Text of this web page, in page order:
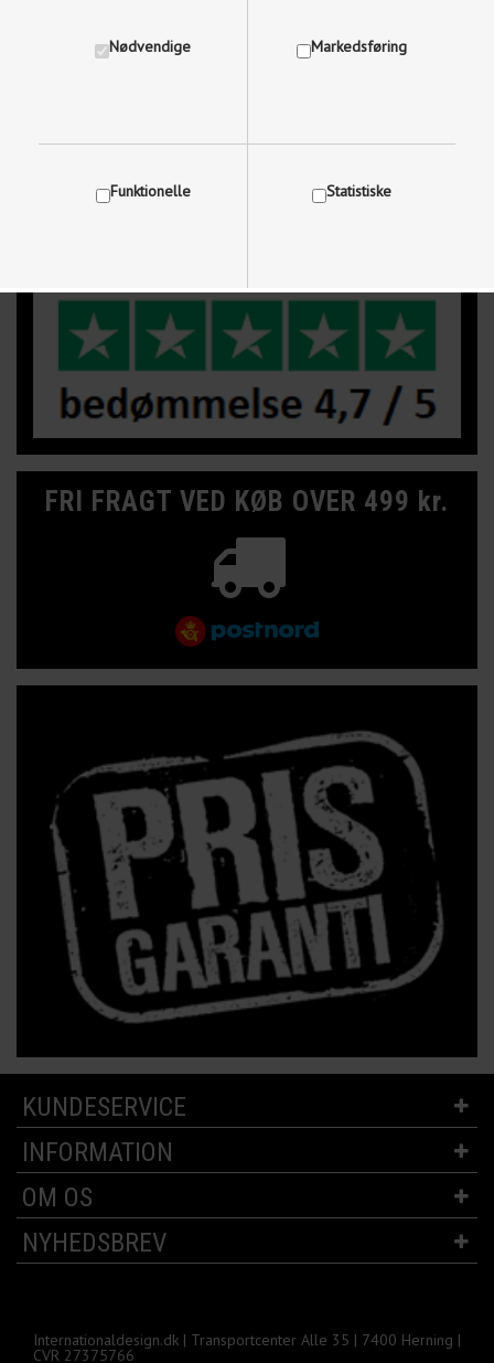
Nødvendige Markedsføring
Funktionelle Statistiske
Vis cookie detaljer
Mandag-Fredag kl. 09.00 - 17.30
Lørdage og søndage kl. 10.00 - 15.00
FRI FRAGT VED KØB OVER 499 kr.
KUNDESERVICE
INFORMATION
OM OS
NYHEDSBREV
Internationaldesign.dk | Transportcenter Alle 35 | 7400 Herning |
CVR 27375766